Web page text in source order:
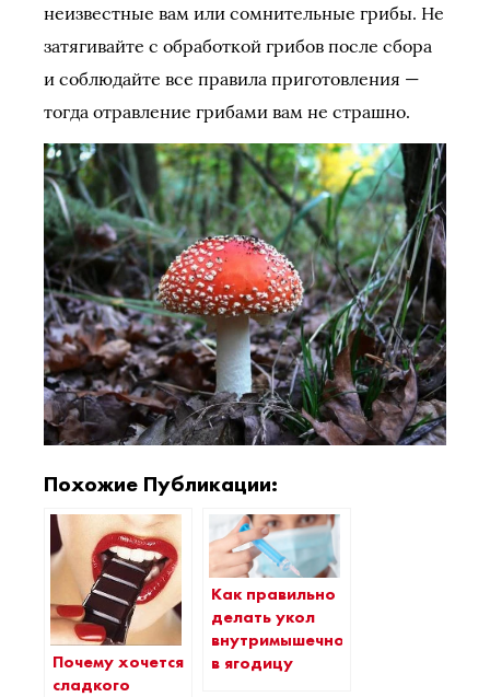
неизвестные вам или сомнительные грибы. Не
затягивайте с обработкой грибов после сбора
и соблюдайте все правила приготовления —
тогда отравление грибами вам не страшно.
Похожие Публикации:
Почему хочется
сладкого
Как правильно
делать укол
внутримышечно
в ягодицу